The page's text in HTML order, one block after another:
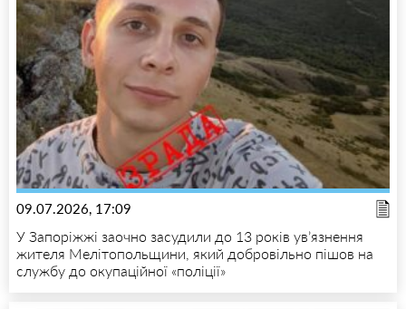
09.07.2026, 17:09
У Запоріжжі заочно засудили до 13 років ув’язнення
жителя Мелітопольщини, який добровільно пішов на
службу до окупаційної «поліції»